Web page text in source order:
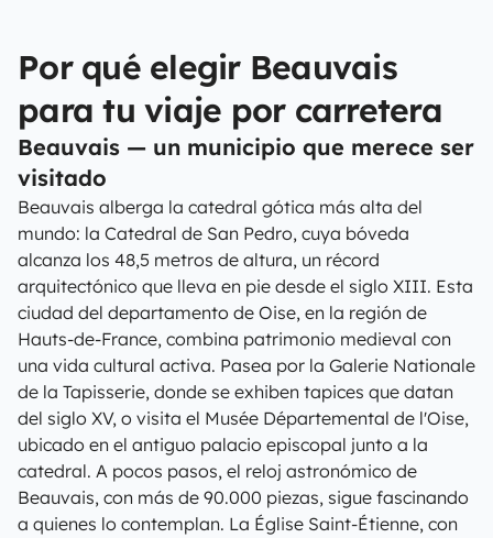
Por qué elegir Beauvais
para tu viaje por carretera
Beauvais — un municipio que merece ser
visitado
Beauvais alberga la catedral gótica más alta del
mundo: la Catedral de San Pedro, cuya bóveda
alcanza los 48,5 metros de altura, un récord
arquitectónico que lleva en pie desde el siglo XIII. Esta
ciudad del departamento de Oise, en la región de
Hauts-de-France, combina patrimonio medieval con
una vida cultural activa. Pasea por la Galerie Nationale
de la Tapisserie, donde se exhiben tapices que datan
del siglo XV, o visita el Musée Départemental de l'Oise,
ubicado en el antiguo palacio episcopal junto a la
catedral. A pocos pasos, el reloj astronómico de
Beauvais, con más de 90.000 piezas, sigue fascinando
a quienes lo contemplan. La Église Saint-Étienne, con